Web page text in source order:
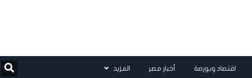
اقتصاد وبورصة أخبار مصر المزيد